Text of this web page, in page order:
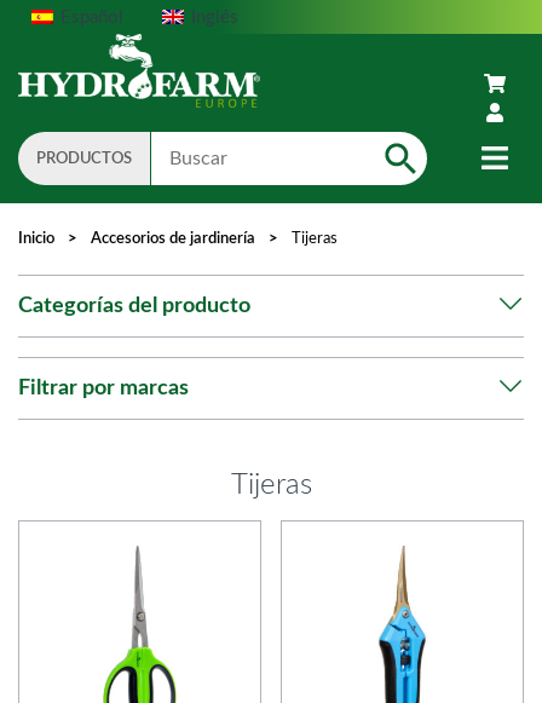
Español Inglés
Search
PRODUCTOS
Inicio > Accesorios de jardinería > Tijeras
Tijeras
Categorías del producto
Filtrar por marcas